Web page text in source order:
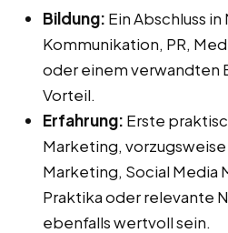
Bildung: Ein Abschluss
Kommunikation, PR,
oder einem verwandten
Vorteil.
Erfahrung: Erste
Marketing,
Marketing, Social Media
Praktika oder relevante
ebenfalls wertvoll sein.